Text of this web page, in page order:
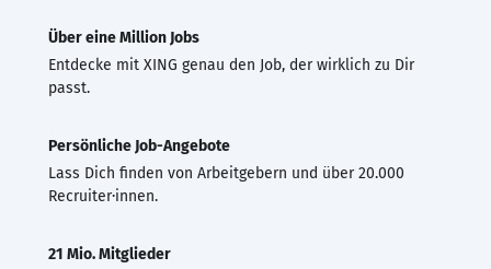
Über eine Million Jobs
Entdecke mit XING genau den Job, der wirklich zu Dir
passt.
Persönliche Job-Angebote
Lass Dich finden von Arbeitgebern und über 20.000
Recruiter·innen.
21 Mio. Mitglieder